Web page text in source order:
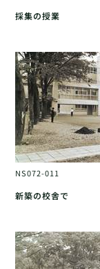
採集の授業
NS072-011
新築の校舎で